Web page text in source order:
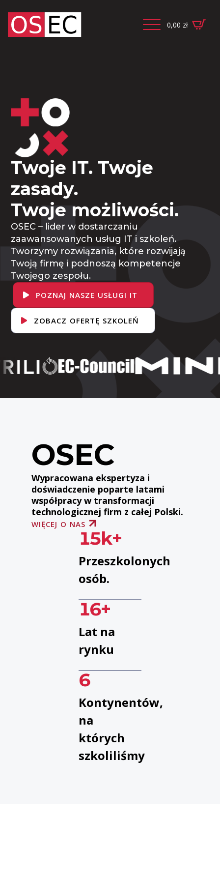
0,00 zł
Twoje IT. Twoje
zasady.
Twoje możliwości.
OSEC – lider w dostarczaniu
zaawansowanych usług IT i szkoleń.
Tworzymy rozwiązania, które rozwijają
Twoją firmę i podnoszą kompetencje
Twojego zespołu.
POZNAJ NASZE USŁUGI IT
ZOBACZ OFERTĘ SZKOLEŃ
OSEC
Wypracowana ekspertyza i
doświadczenie poparte latami
współpracy w transformacji
technologicznej firm z całej Polski.
WIĘCEJ O NAS
15k+
Przeszkolonych
osób.
16+
Lat na
rynku
6
Kontynentów,
na
których
szkoliliśmy